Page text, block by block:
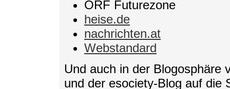
ORF Futurezone
heise.de
nachrichten.at
Webstandard
Und auch in der Blogosphäre
und der esociety-Blog auf die